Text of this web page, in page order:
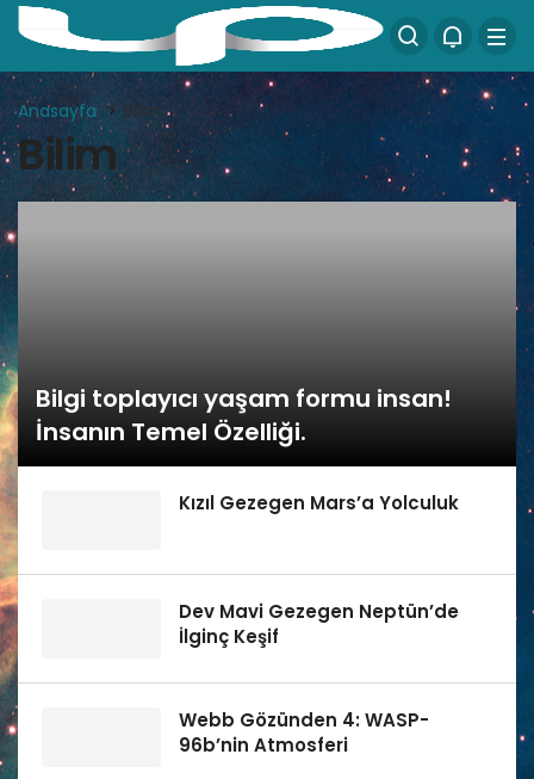
Anasayfa Bilim
Bilim
Bilgi toplayıcı yaşam formu insan!
İnsanın Temel Özelliği.
Kızıl Gezegen Mars’a Yolculuk
Dev Mavi Gezegen Neptün’de
İlginç Keşif
Webb Gözünden 4: WASP-
96b’nin Atmosferi